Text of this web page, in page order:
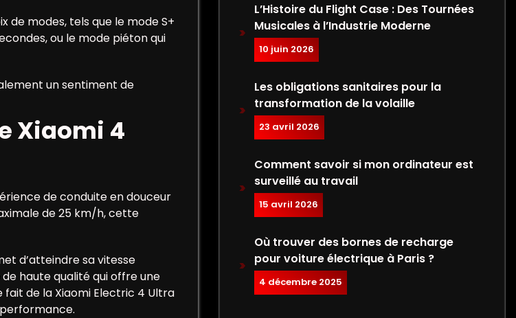
modes, tels que le mode S+
ou le mode piéton qui
un sentiment de
Xiaomi 4
de conduite en douceur
de 25 km/h, cette
d’atteindre sa vitesse
haute qualité qui offre une
de la Xiaomi Electric 4 Ultra
L’Histoire du Flight Case : Des Tournées
Musicales à l’Industrie Moderne
10 juin 2026
Les obligations sanitaires pour la
transformation de la volaille
23 avril 2026
Comment savoir si mon ordinateur est
surveillé au travail
15 avril 2026
Où trouver des bornes de recharge
pour voiture électrique à Paris ?
4 décembre 2025